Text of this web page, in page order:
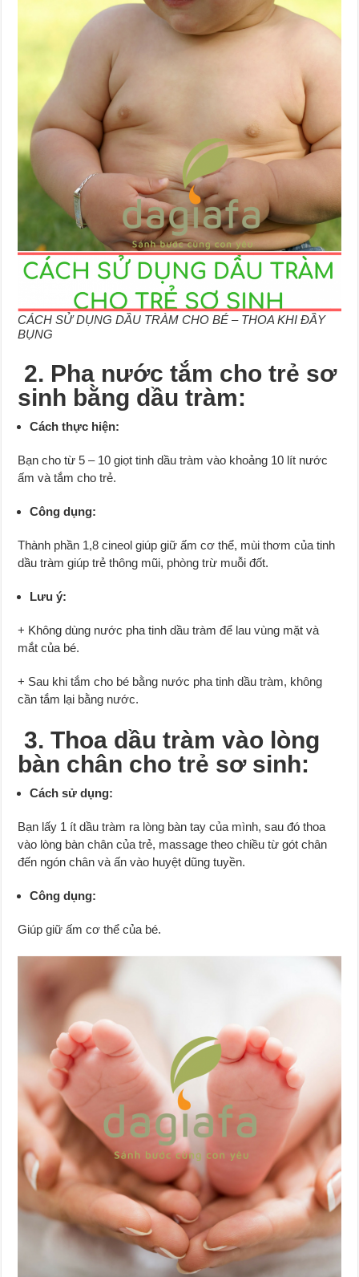
CÁCH SỬ DỤNG DẦU TRÀM CHO BÉ – THOA KHI ĐẦY
BỤNG
2. Pha nước tắm cho trẻ sơ
sinh bằng dầu tràm:
Cách thực hiện:
Bạn cho từ 5 – 10 giọt tinh dầu tràm vào khoảng 10 lít nước
ấm và tắm cho trẻ.
Công dụng:
Thành phần 1,8 cineol giúp giữ ấm cơ thể, mùi thơm của tinh
dầu tràm giúp trẻ thông mũi, phòng trừ muỗi đốt.
Lưu ý:
+ Không dùng nước pha tinh dầu tràm để lau vùng mặt và
mắt của bé.
+ Sau khi tắm cho bé bằng nước pha tinh dầu tràm, không
cần tắm lại bằng nước.
3. Thoa dầu tràm vào lòng
bàn chân cho trẻ sơ sinh:
Cách sử dụng:
Bạn lấy 1 ít dầu tràm ra lòng bàn tay của mình, sau đó thoa
vào lòng bàn chân của trẻ, massage theo chiều từ gót chân
đến ngón chân và ấn vào huyệt dũng tuyền.
Công dụng:
Giúp giữ ấm cơ thể của bé.